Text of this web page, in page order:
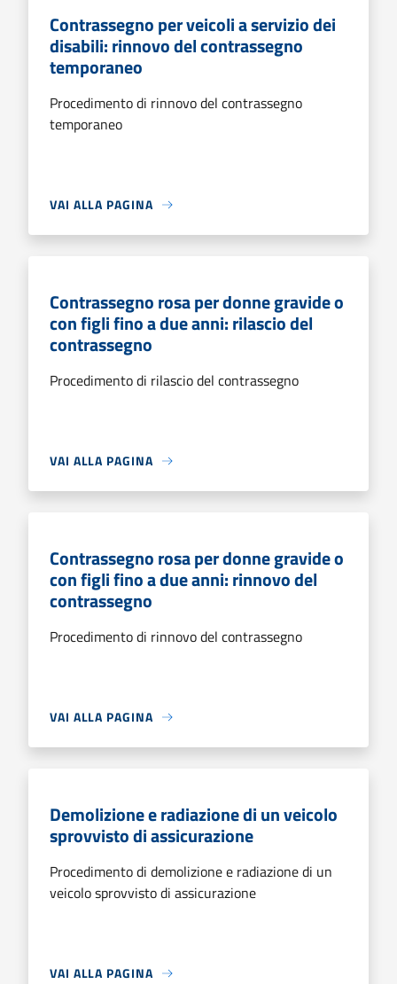
Contrassegno per veicoli a servizio dei
disabili: rinnovo del contrassegno
temporaneo
Procedimento di rinnovo del contrassegno
temporaneo
VAI ALLA PAGINA
Contrassegno rosa per donne gravide o
con figli fino a due anni: rilascio del
contrassegno
Procedimento di rilascio del contrassegno
VAI ALLA PAGINA
Contrassegno rosa per donne gravide o
con figli fino a due anni: rinnovo del
contrassegno
Procedimento di rinnovo del contrassegno
VAI ALLA PAGINA
Demolizione e radiazione di un veicolo
sprovvisto di assicurazione
Procedimento di demolizione e radiazione di un
veicolo sprovvisto di assicurazione
VAI ALLA PAGINA